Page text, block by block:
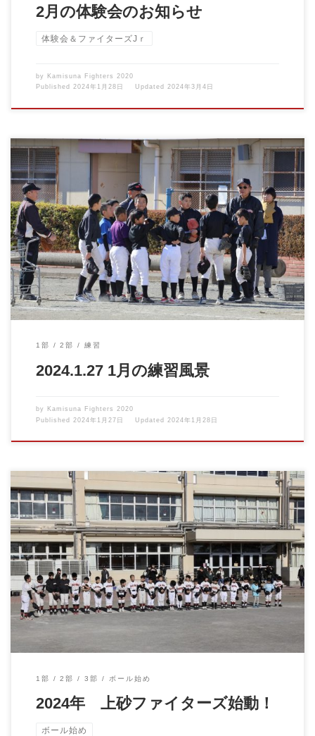
2月の体験会のお知らせ
体験会＆ファイターズJｒ
by Kamisuna Fighters 2020
Published 2024年1月28日 Updated 2024年3月4日
2024.1.27 1月の練習風景 寒空の下でも、子供達は元気いっぱい
に野球の練 […]
1部 2部 練習
2024.1.27 1月の練習風景
by Kamisuna Fighters 2020
Published
2024年1月27日 Updated 2024年1月28日
2024.1.6 ボール始め 新年明けましておめでとうございます。 今
年も上砂フ […]
1部 2部 3部 ボール始め
2024年 上砂ファイターズ始動！
ボール始め